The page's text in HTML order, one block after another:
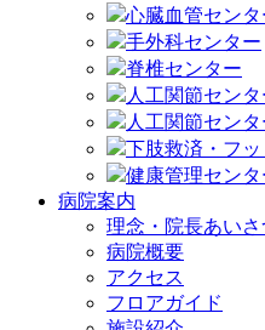
心臓血管センタ
手外科センター
脊椎センター
人工関節セン
人工関節セン
下肢救済・フ
健康管理センタ
病院案内
理念・院長あいさ
病院概要
アクセス
フロアガイド